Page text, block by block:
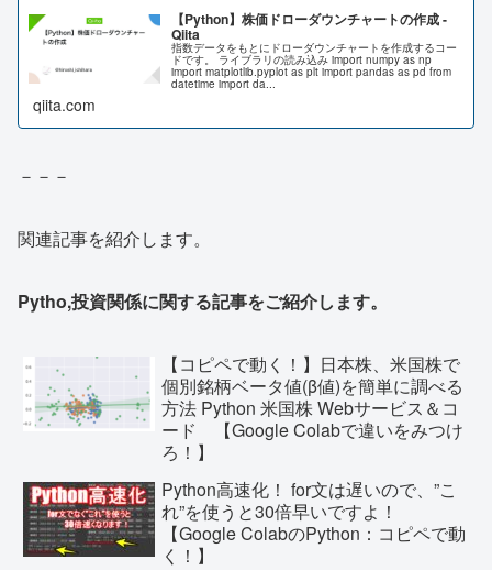
【Python】株価ドローダウンチャートの作成 -
Qiita
指数データをもとにドローダウンチャートを作成するコー
ドです。 ライブラリの読み込み import numpy as np
import matplotlib.pyplot as plt import pandas as pd from
datetime import da...
qiita.com
－－－
関連記事を紹介します。
Pytho,投資関係に関する記事をご紹介します。
【コピペで動く！】日本株、米国株で
個別銘柄ベータ値(β値)を簡単に調べる
方法 Python 米国株 Webサービス＆コ
ード 【Google Colabで違いをみつけ
ろ！】
Python高速化！ for文は遅いので、”こ
れ”を使うと30倍早いですよ！
【Google ColabのPython：コピペで動
く！】